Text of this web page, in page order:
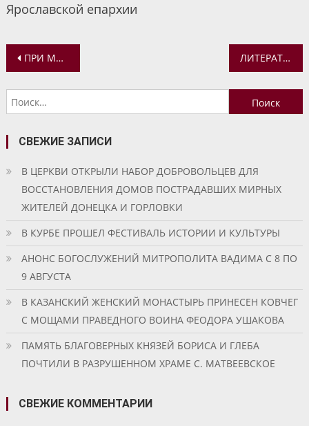
Ярославской епархии
Навигация
по
записям
ПРИ МОСКОВСКОМ ОТДЕЛЕНИИ ВСЕМИРНОГО РУССКОГО НАРОДНОГО СОБОРА СОЗДАН ЭКСПЕРТНЫЙ СОВЕТ ЛИТЕРАТУРНО-МУЗЫКАЛЬНАЯ КОМПОЗИЦИЯ «СВЯТОЙ ПАИСИЙ СВЯТОГОРЕЦ»
Найти:
СВЕЖИЕ ЗАПИСИ
В ЦЕРКВИ ОТКРЫЛИ НАБОР ДОБРОВОЛЬЦЕВ ДЛЯ
ВОССТАНОВЛЕНИЯ ДОМОВ ПОСТРАДАВШИХ МИРНЫХ
ЖИТЕЛЕЙ ДОНЕЦКА И ГОРЛОВКИ
В КУРБЕ ПРОШЕЛ ФЕСТИВАЛЬ ИСТОРИИ И КУЛЬТУРЫ
АНОНС БОГОСЛУЖЕНИЙ МИТРОПОЛИТА ВАДИМА С 8 ПО
9 АВГУСТА
В КАЗАНСКИЙ ЖЕНСКИЙ МОНАСТЫРЬ ПРИНЕСЕН КОВЧЕГ
С МОЩАМИ ПРАВЕДНОГО ВОИНА ФЕОДОРА УШАКОВА
ПАМЯТЬ БЛАГОВЕРНЫХ КНЯЗЕЙ БОРИСА И ГЛЕБА
ПОЧТИЛИ В РАЗРУШЕННОМ ХРАМЕ С. МАТВЕЕВСКОЕ
СВЕЖИЕ КОММЕНТАРИИ